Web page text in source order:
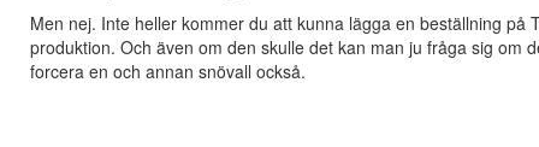
Men nej. Inte heller kommer du att kunna lägga en beställning
produktion. Och även om den skulle det kan man ju fråga sig om
forcera en och annan snövall också.